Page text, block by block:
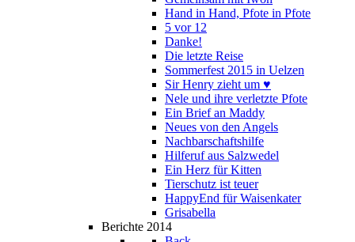
Hand in Hand, Pfote in Pfote
5 vor 12
Danke!
Die letzte Reise
Sommerfest 2015 in Uelzen
Sir Henry zieht um ♥
Nele und ihre verletzte Pfote
Ein Brief an Maddy
Neues von den Angels
Nachbarschaftshilfe
Hilferuf aus Salzwedel
Ein Herz für Kitten
Tierschutz ist teuer
HappyEnd für Waisenkater
Grisabella
Berichte 2014